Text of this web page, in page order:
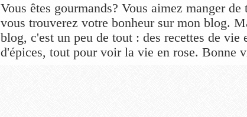
Vous êtes gourmands? Vous aimez manger
vous trouverez votre bonheur sur mon blog.
blog, c'est un peu de tout : des recettes de vie
d'épices, tout pour voir la vie en rose. Bonne